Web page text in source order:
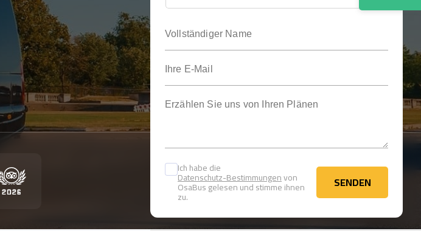
Ich habe die
Datenschutz-Bestimmungenvon
OsaBus gelesen und stimme ihnen
zu.
SENDEN
SENDEN